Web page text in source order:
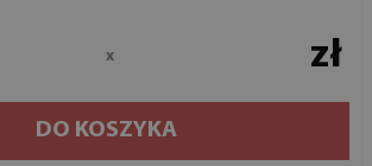
x zł
DO KOSZYKA